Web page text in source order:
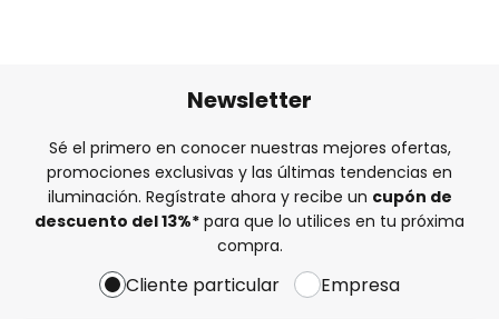
Newsletter
Sé el primero en conocer nuestras mejores ofertas,
promociones exclusivas y las últimas tendencias en
iluminación. Regístrate ahora y recibe un cupón de
descuento del13%* para que lo utilices en tu próxima
compra.
Cliente particular Empresa